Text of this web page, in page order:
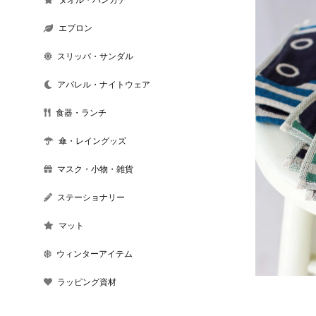
エプロン
スリッパ・サンダル
アパレル・ナイトウェア
食器・ランチ
傘・レイングッズ
マスク・小物・雑貨
ステーショナリー
マット
ウィンターアイテム
ラッピング資材